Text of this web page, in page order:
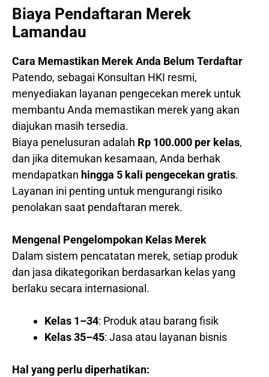
Biaya Pendaftaran Merek
Lamandau
Cara Memastikan Merek Anda Belum Terdaftar
Patendo, sebagai Konsultan HKI resmi,
menyediakan layanan pengecekan merek untuk
membantu Anda memastikan merek yang akan
diajukan masih tersedia.
Biaya penelusuran adalah Rp 100.000 per kelas,
dan jika ditemukan kesamaan, Anda berhak
mendapatkan hingga 5 kali pengecekan gratis.
Layanan ini penting untuk mengurangi risiko
penolakan saat pendaftaran merek.
Mengenal Pengelompokan Kelas Merek
Dalam sistem pencatatan merek, setiap produk
dan jasa dikategorikan berdasarkan kelas yang
berlaku secara internasional.
Kelas 1–34: Produk atau barang fisik
Kelas 35–45: Jasa atau layanan bisnis
Hal yang perlu diperhatikan: